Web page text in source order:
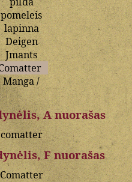
pomeleis
lapinna
Deigen
Jmants
Manga/
A nuorašas
comatter
F nuorašas
Comatter